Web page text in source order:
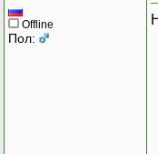
Offline
Пол: